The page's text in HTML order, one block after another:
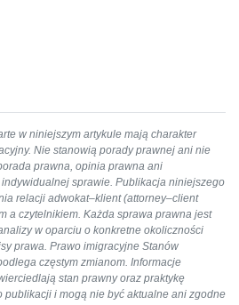
w niniejszym artykule mają charakter
Nie stanowią porady prawnej ani nie
prawna, opinia prawna ani
sprawie. Publikacja niniejszego
relacji adwokat–klient (attorney–client
a czytelnikiem. Każda sprawa prawna jest
w oparciu o konkretne okoliczności
prawa. Prawo imigracyjne Stanów
częstym zmianom. Informacje
stan prawny oraz praktykę
publikacji i mogą nie być aktualne ani zgodne